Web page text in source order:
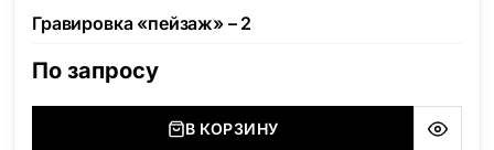
Гравировка «пейзаж» – 2
По запросу
В КОРЗИНУ